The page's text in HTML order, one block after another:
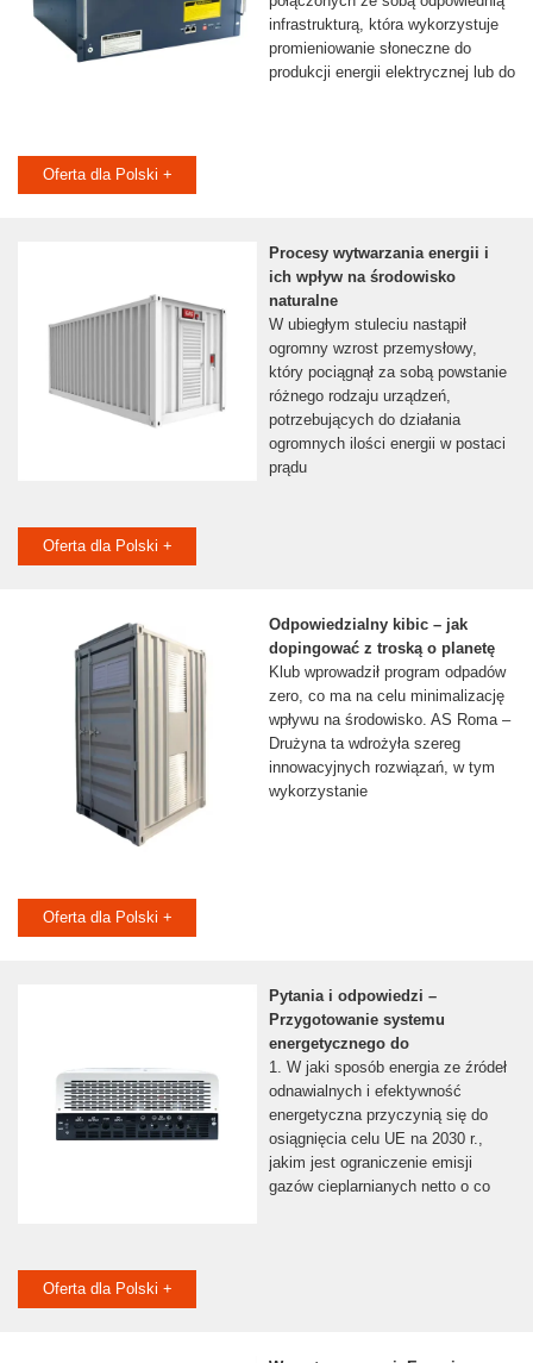
infrastrukturą, która wykorzystuje
promieniowanie słoneczne do
produkcji energii elektrycznej lub do
Oferta dla Polski +
Procesy wytwarzania energii i
ich wpływ na środowisko
naturalne
W ubiegłym stuleciu nastąpił
ogromny wzrost przemysłowy,
który pociągnął za sobą powstanie
różnego rodzaju urządzeń,
potrzebujących do działania
ogromnych ilości energii w postaci
prądu
Oferta dla Polski +
Odpowiedzialny kibic – jak
dopingować z troską o planetę
Klub wprowadził program odpadów
zero, co ma na celu minimalizację
wpływu na środowisko. AS Roma –
Drużyna ta wdrożyła szereg
innowacyjnych rozwiązań, w tym
wykorzystanie
Oferta dla Polski +
Pytania i odpowiedzi –
Przygotowanie systemu
energetycznego do
1. W jaki sposób energia ze źródeł
odnawialnych i efektywność
energetyczna przyczynią się do
osiągnięcia celu UE na 2030 r.,
jakim jest ograniczenie emisji
gazów cieplarnianych netto o co
Oferta dla Polski +